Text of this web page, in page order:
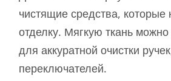
чистящие средства, которые
отделку. Мягкую ткань можно
для аккуратной очистки
переключателей.